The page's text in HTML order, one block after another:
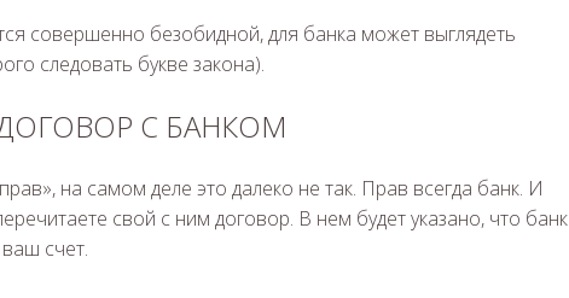
совершенно безобидной, для банка может выглядеть
следовать букве закона).
С БАНКОМ
на самом деле это далеко не так. Прав всегда банк. И
свой с ним договор. В нем будет указано, что банк
счет.